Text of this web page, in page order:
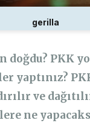
gerilla
doğdu? PKK
yaptınız?
ve
ne